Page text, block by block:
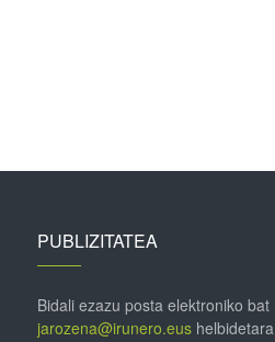
PUBLIZITATEA
Bidali ezazu posta elektroniko bat
jarozena@irunero.eushelbidetara